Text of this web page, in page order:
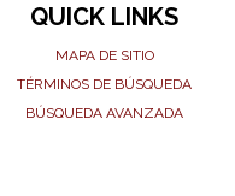
QUICK LINKS
MAPA DE SITIO
TÉRMINOS DE BÚSQUEDA
BÚSQUEDA AVANZADA